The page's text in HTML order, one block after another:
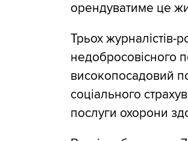
орендуватиме це
Трьох журналістів-
недобросовісного
високопосадовий
соціального
послуги охорони